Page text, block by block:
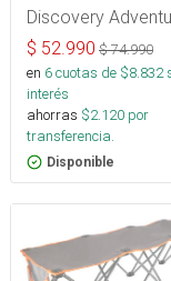
Discovery
$ 52.990 $74.990
en 6cuotas de $8.832
interés
ahorras $2.120 por
transferencia.
Disponible